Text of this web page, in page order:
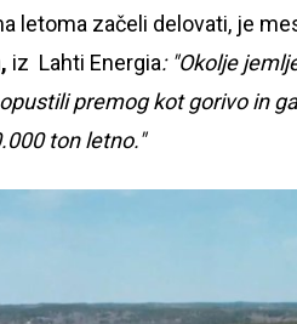
letoma začeli delovati, je
iz Lahti Energia: "Okolje
premog kot gorivo in
ton letno."